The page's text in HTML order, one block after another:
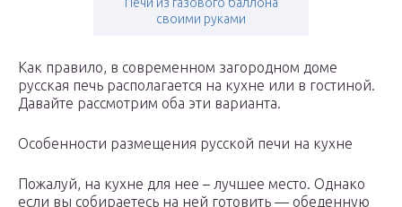
своими руками
Как правило, в современном загородном доме
русская печь располагается на кухне или в гостиной.
Давайте рассмотрим оба эти варианта.
Особенности размещения русской печи на кухне
Пожалуй, на кухне для нее – лучшее место. Однако
если вы собираетесь на ней готовить — обеденную